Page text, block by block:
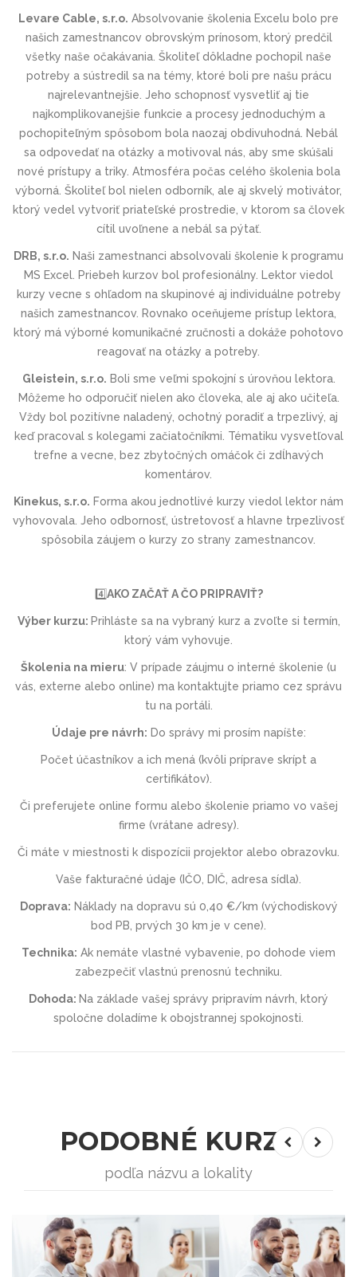
Levare Cable, s.r.o. Absolvovanie školenia Excelu bolo pre
našich zamestnancov obrovským prínosom, ktorý predčil
všetky naše očakávania. Školiteľ dôkladne pochopil naše
potreby a sústredil sa na témy, ktoré boli pre našu prácu
najrelevantnejšie. Jeho schopnosť vysvetliť aj tie
najkomplikovanejšie funkcie a procesy jednoduchým a
pochopiteľným spôsobom bola naozaj obdivuhodná. Nebál
sa odpovedať na otázky a motivoval nás, aby sme skúšali
nové prístupy a triky. Atmosféra počas celého školenia bola
výborná. Školiteľ bol nielen odborník, ale aj skvelý motivátor,
ktorý vedel vytvoriť priateľské prostredie, v ktorom sa človek
cítil uvoľnene a nebál sa pýtať.
DRB, s.r.o. Naši zamestnanci absolvovali školenie k programu
MS Excel. Priebeh kurzov bol profesionálny. Lektor viedol
kurzy vecne s ohľadom na skupinové aj individuálne potreby
našich zamestnancov. Rovnako oceňujeme prístup lektora,
ktorý má výborné komunikačné zručnosti a dokáže pohotovo
reagovať na otázky a potreby.
Gleistein, s.r.o. Boli sme veľmi spokojní s úrovňou lektora.
Môžeme ho odporučiť nielen ako človeka, ale aj ako učiteľa.
Vždy bol pozitívne naladený, ochotný poradiť a trpezlivý, aj
keď pracoval s kolegami začiatočníkmi. Tématiku vysvetľoval
trefne a vecne, bez zbytočných omáčok či zdĺhavých
komentárov.
Kinekus, s.r.o. Forma akou jednotlivé kurzy viedol lektor nám
vyhovovala. Jeho odbornosť, ústretovosť a hlavne trpezlivosť
spôsobila záujem o kurzy zo strany zamestnancov.
4️⃣AKO ZAČAŤ A ČO PRIPRAVIŤ?
Výber kurzu: Prihláste sa na vybraný kurz a zvoľte si termín,
ktorý vám vyhovuje.
Školenia na mieru: V prípade záujmu o interné školenie (u
vás, externe alebo online) ma kontaktujte priamo cez správu
tu na portáli.
Údaje pre návrh: Do správy mi prosím napíšte:
Počet účastníkov a ich mená (kvôli príprave skrípt a
certifikátov).
Či preferujete online formu alebo školenie priamo vo vašej
firme (vrátane adresy).
Či máte v miestnosti k dispozícii projektor alebo obrazovku.
Vaše fakturačné údaje (IČO, DIČ, adresa sídla).
Doprava: Náklady na dopravu sú 0,40 €/km (východiskový
bod PB, prvých 30 km je v cene).
Technika: Ak nemáte vlastné vybavenie, po dohode viem
zabezpečiť vlastnú prenosnú techniku.
Dohoda: Na základe vašej správy pripravím návrh, ktorý
spoločne doladíme k obojstrannej spokojnosti.
PODOBNÉ KURZY
podľa názvu a lokality